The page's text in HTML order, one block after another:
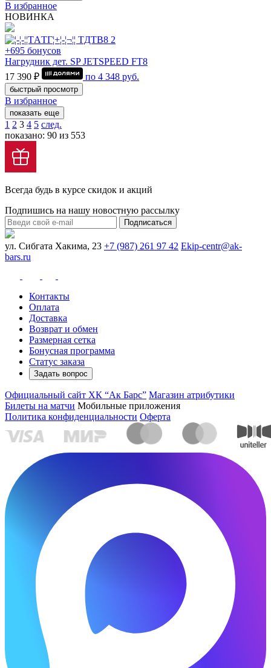
В избранное
НОВИНКА
+695 бонусов
Нагрудник дет. SP JETSPEED FT8
17 390 ₽
по 4 348 руб.
быстрый просмотр
В избранное
показать еще
1 2 3 4 5 след.
показано: 90 из 553
Всегда будь в курсе скидок и акций
Подпишись на нашу новостную рассылку
Подписаться
ул. Сибгата Хакима, 23 +7 (987) 261 97 42 Ekip-centr@ak-
bars.ru
Контакты
Оплата
Доставка
Возврат и обмен
Размерная сетка
Бонусная программа
Статус заказа
Задать вопрос
Официальный сайт ХК “Ак Барс” Магазин атрибутики
Билеты на матчи Мобильные приложения
Политика конфиденциальности Оферта